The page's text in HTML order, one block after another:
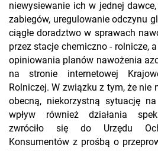
niewysiewanie ich w jednej
zabiegów, uregulowanie odczynu
ciągłe doradztwo w sprawach
przez stacje chemiczno - rolnicze,
opiniowania planów nawożenia
na stronie internetowej
Rolniczej. W związku z tym, że nie
obecną, niekorzystną sytuację
wpływ również działania
zwróciło się do Urzędu
Konsumentów z prośbą o